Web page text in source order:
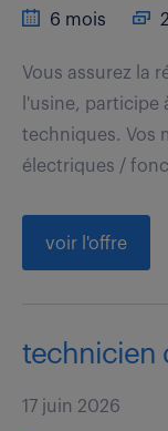
6 mois
Vous assurez la
l'usine, participe
techniques. Vos
électriques /
voir l'offre
technicien
17 juin 2026